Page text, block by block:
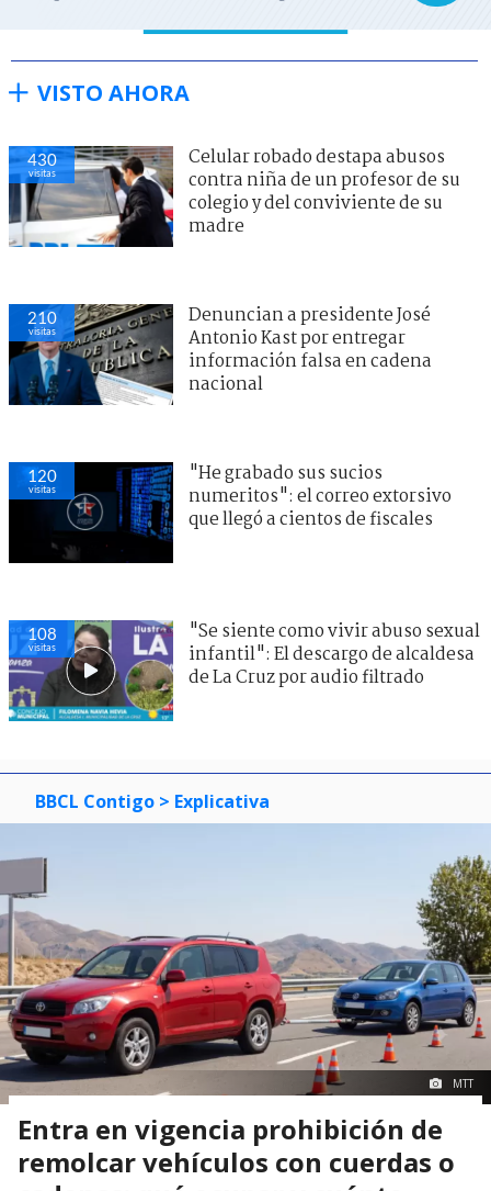
VISTO AHORA
430
visitas
Celular robado destapa abusos
contra niña de un profesor de su
colegio y del conviviente de su
madre
210
visitas
Denuncian a presidente José
Antonio Kast por entregar
información falsa en cadena
nacional
120
visitas
"He grabado sus sucios
numeritos": el correo extorsivo
que llegó a cientos de fiscales
108
visitas
"Se siente como vivir abuso sexual
infantil": El descargo de alcaldesa
de La Cruz por audio filtrado
BBCL Contigo > Explicativa
MTT
Entra en vigencia prohibición de
remolcar vehículos con cuerdas o